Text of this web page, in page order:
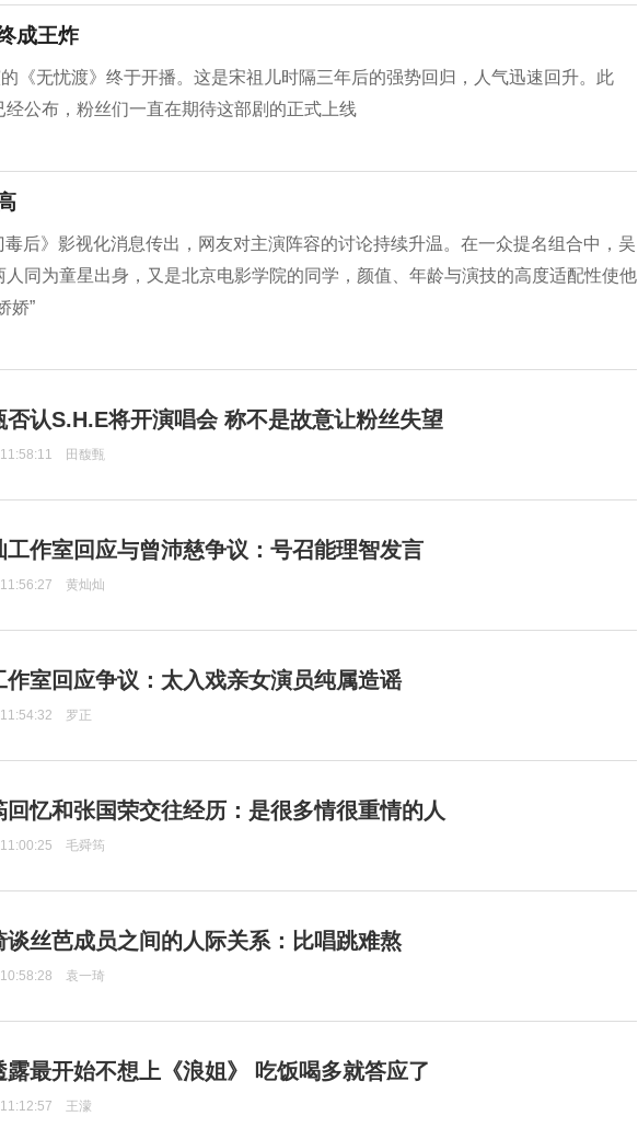
成王炸
《无忧渡》终于开播。这是宋祖儿时隔三年后的强势回归，人气迅速回升。此
公布，粉丝们一直在期待这部剧的正式上线
后》影视化消息传出，网友对主演阵容的讨论持续升温。在一众提名组合中，吴
同为童星出身，又是北京电影学院的同学，颜值、年龄与演技的高度适配性使他
娇”
否认S.H.E将开演唱会 称不是故意让粉丝失望
田馥甄
工作室回应与曾沛慈争议：号召能理智发言
黄灿灿
作室回应争议：太入戏亲女演员纯属造谣
罗正
回忆和张国荣交往经历：是很多情很重情的人
毛舜筠
谈丝芭成员之间的人际关系：比唱跳难熬
袁一琦
露最开始不想上《浪姐》 吃饭喝多就答应了
王濛